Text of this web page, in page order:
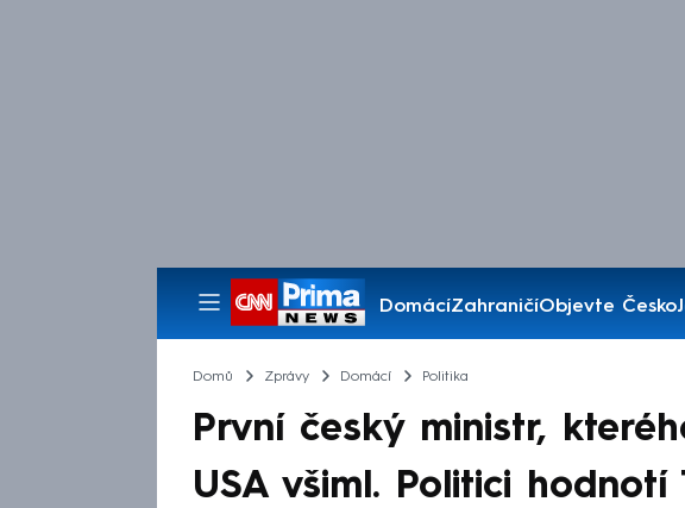
DomácíZahraničíObjevte Česko
Pořady
Domů Zprávy Domácí Politika
První český ministr,
USA všiml. Politici hodnotí